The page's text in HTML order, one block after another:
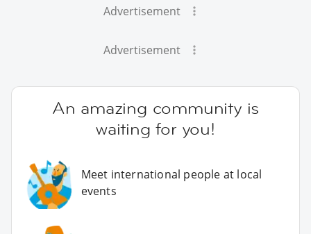
Advertisement
Advertisement
An amazing community is
waiting for you!
Meet international people at local
events